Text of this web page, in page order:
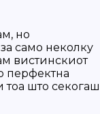
но
само неколку
вистинскиот
перфектна
тоа што секогаш